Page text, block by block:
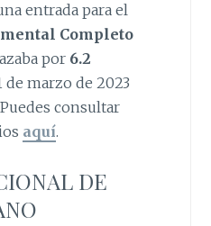
entrada para el
Completo
por 6.2
de marzo de 2023
Puedes consultar
aquí.
DE